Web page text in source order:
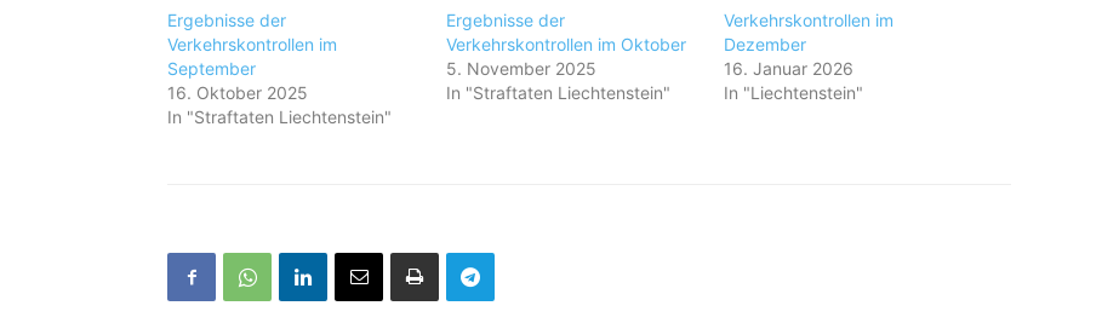
Ergebnisse der
Verkehrskontrollen im
September
16. Oktober 2025
In "Straftaten Liechtenstein"
Ergebnisse der
Verkehrskontrollen im Oktober
5. November 2025
In "Straftaten Liechtenstein"
Verkehrskontrollen im
Dezember
16. Januar 2026
In "Liechtenstein"